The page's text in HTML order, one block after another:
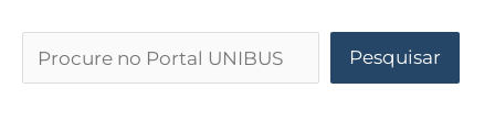
Pesquisar